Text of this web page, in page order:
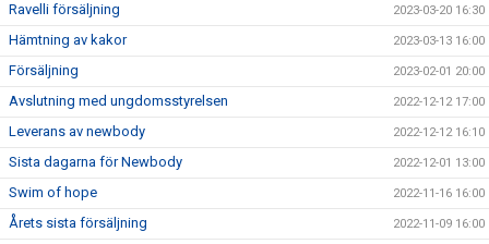
Ravelli försäljning 2023-03-20 16:30
Hämtning av kakor 2023-03-13 16:00
Försäljning 2023-02-01 20:00
Avslutning med ungdomsstyrelsen 2022-12-12 17:00
Leverans av newbody 2022-12-12 16:10
Sista dagarna för Newbody 2022-12-01 13:00
Swim of hope 2022-11-16 16:00
Årets sista försäljning 2022-11-09 16:00